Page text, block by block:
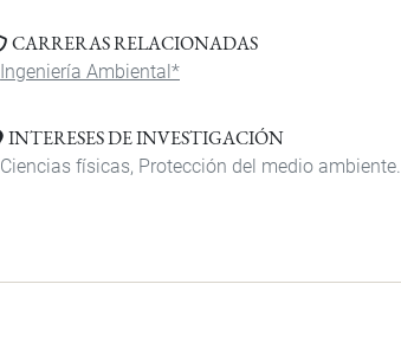
CARRERAS RELACIONADAS
Ingeniería Ambiental*
INTERESES DE INVESTIGACIÓN
Ciencias físicas, Protección del medio ambiente.